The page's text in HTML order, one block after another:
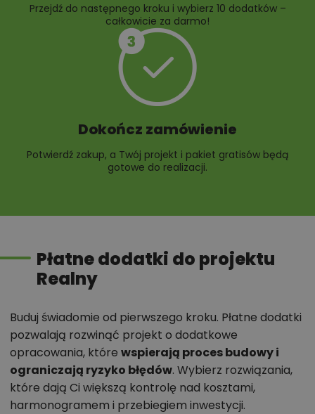
Przejdź do następnego kroku i wybierz 10 dodatków –
całkowicie za darmo!
Dokończ zamówienie
Potwierdź zakup, a Twój projekt i pakiet gratisów będą
gotowe do realizacji.
Płatne dodatki do projektu
Realny
Buduj świadomie od pierwszego kroku. Płatne dodatki
pozwalają rozwinąć projekt o dodatkowe
opracowania, które wspierają proces budowy i
ograniczają ryzyko błędów. Wybierz rozwiązania,
które dają Ci większą kontrolę nad kosztami,
harmonogramem i przebiegiem inwestycji.